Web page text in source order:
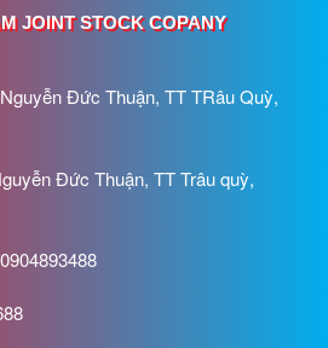
JOINT STOCK COPANY
Đức Thuận, TT TRâu Quỳ,
Đức Thuận, TT Trâu quỳ,